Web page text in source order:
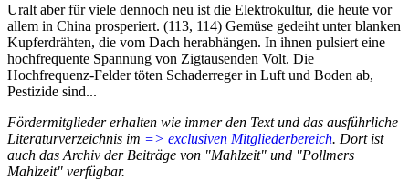
Uralt aber für viele dennoch neu ist die Elektrokultur, die heute vor
allem in China prosperiert. (113, 114) Gemüse gedeiht unter blanken
Kupferdrähten, die vom Dach herabhängen. In ihnen pulsiert eine
hochfrequente Spannung von Zigtausenden Volt. Die
Hochfrequenz-Felder töten Schaderreger in Luft und Boden ab,
Pestizide sind...
Fördermitglieder erhalten wie immer den Text und das ausführliche
Literaturverzeichnis im => exclusiven Mitgliederbereich. Dort ist
auch das Archiv der Beiträge von "Mahlzeit" und "Pollmers
Mahlzeit" verfügbar.